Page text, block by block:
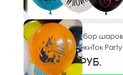
MP 12"/30см Набор шаров
ассорти рис. ТикиТок Party
10шт
132.00руб.